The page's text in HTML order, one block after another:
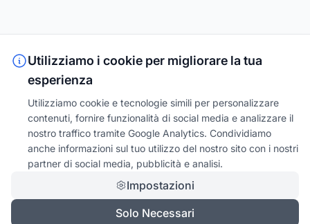
Utilizziamo i cookie per migliorare la tua
esperienza
Utilizziamo cookie e tecnologie simili per personalizzare
contenuti, fornire funzionalità di social media e analizzare il
nostro traffico tramite Google Analytics. Condividiamo
anche informazioni sul tuo utilizzo del nostro sito con i nostri
partner di social media, pubblicità e analisi.
Impostazioni
Solo Necessari